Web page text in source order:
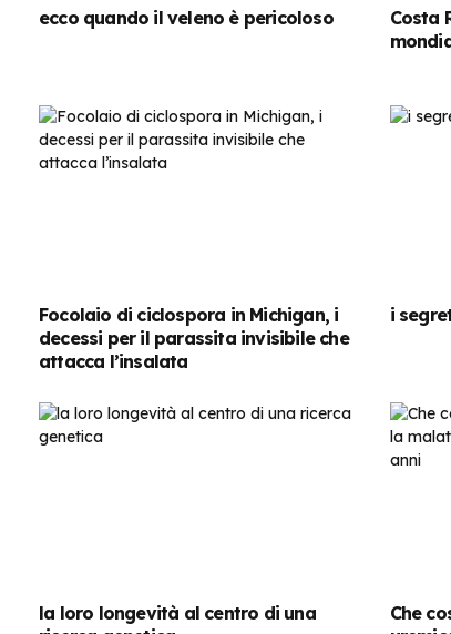
ecco quando il veleno è pericoloso
Costa
Focolaio di ciclospora in Michigan, i
decessi per il parassita invisibile che
attacca l’insalata
i
la loro longevità al centro di una
Che